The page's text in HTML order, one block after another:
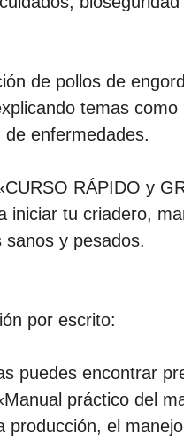
de pollos de
temas como
enfermedades.
RÁPIDO y
iniciar tu criadero,
y pesados.
por escrito:
puedes encontrar
práctico del
el